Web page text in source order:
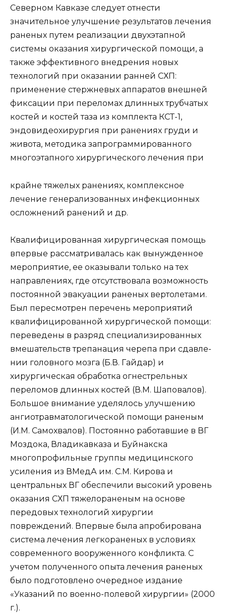
Северном Кавказе следует отнести
значительное улучшение результатов лечения
раненых путем реализации двухэтапной
системы оказания хирургической помощи, а
также эффективного внедрения новых
технологий при оказании ранней СХП:
применение стержневых аппаратов внешней
фиксации при переломах длинных трубчатых
костей и костей таза из комплекта КСТ-1,
эндовидеохирургия при ранениях груди и
живота, методика запрограммированного
многоэтапного хирургического лечения при
крайне тяжелых ранениях, комплексное
лечение генерализованных инфекционных
осложнений ранений и др.
Квалифицированная хирургическая помощь
впервые рассматривалась как вынужденное
мероприятие, ее оказывали только на тех
направлениях, где отсутствовала возможность
постоянной эвакуации раненых вертолетами.
Был пересмотрен перечень мероприятий
квалифицированной хирургической помощи:
переведены в разряд специализированных
вмешательств трепанация черепа при сдавле-
нии головного мозга (Б.В. Гайдар) и
хирургическая обработка огнестрельных
переломов длинных костей (В.М. Шаповалов).
Большое внимание уделялось улучшению
ангиотравматологической помощи раненым
(И.М. Самохвалов). Постоянно работавшие в ВГ
Моздока, Владикавказа и Буйнакска
многопрофильные группы медицинского
усиления из ВМедА им. С.М. Кирова и
центральных ВГ обеспечили высокий уровень
оказания СХП тяжелораненым на основе
передовых технологий хирургии
повреждений. Впервые была апробирована
система лечения легкораненых в условиях
современного вооруженного конфликта. С
учетом полученного опыта лечения раненых
было подготовлено очередное издание
«Указаний по военно-полевой хирургии» (2000
г.).